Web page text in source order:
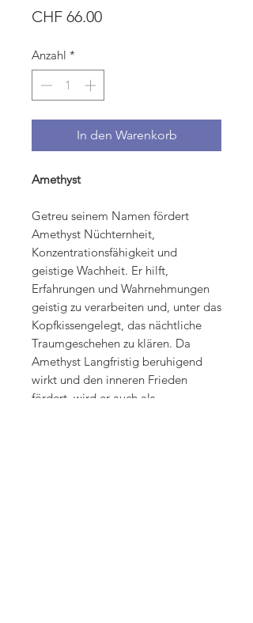
CHF 66.00Preis
Anzahl *
In den Warenkorb
Amethyst
Getreu seinem Namen fördert
Amethyst Nüchternheit,
Konzentrationsfähigkeit und
geistige Wachheit. Er hilft,
Erfahrungen und Wahrnehmungen
geistig zu verarbeiten und, unter das
Kopfkissengelegt, das nächtliche
Traumgeschehen zu klären. Da
Amethyst Langfristig beruhigend
wirkt und den inneren Frieden
fördert, wird er auch als